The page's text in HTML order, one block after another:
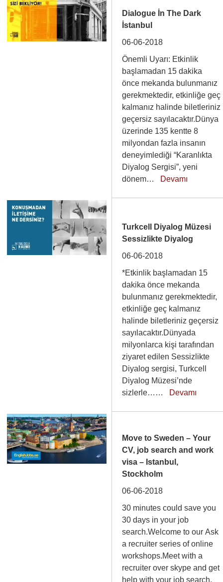
Dialogue İn The Dark
İstanbul
06-06-2018
Önemli Uyarı: Etkinlik
başlamadan 15 dakika
önce mekanda bulunmanız
gerekmektedir, etkinliğe geç
kalmanız halinde biletleriniz
geçersiz sayılacaktır.Dünya
üzerinde 135 kentte 8
milyondan fazla insanın
deneyimlediği “Karanlıkta
Diyalog Sergisi”, yeni
dönem… Devamı
Turkcell Diyalog Müzesi
Sessizlikte Diyalog
06-06-2018
*Etkinlik başlamadan 15
dakika önce mekanda
bulunmanız gerekmektedir,
etkinliğe geç kalmanız
halinde biletleriniz geçersiz
sayılacaktır.Dünyada
milyonlarca kişi tarafından
ziyaret edilen Sessizlikte
Diyalog sergisi, Turkcell
Diyalog Müzesi’nde
sizlerle…… Devamı
Move to Sweden – Your
CV, job search and work
visa – Istanbul,
Stockholm
06-06-2018
30 minutes could save you
30 days in your job
search.Welcome to our Ask
a recruiter series of online
workshops.Meet with a
recruiter over skype and get
help with your job search.